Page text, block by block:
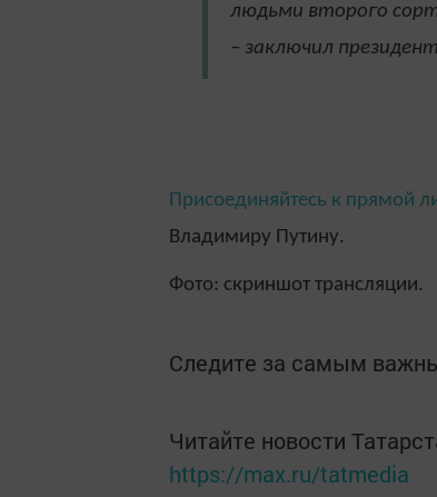
людьми второго
– заключил
Присоединяйтесь к прямой
Владимиру Путину.
Фото: скриншот трансляции.
Следите за самым
Читайте новости
https://max.ru/tatmedia